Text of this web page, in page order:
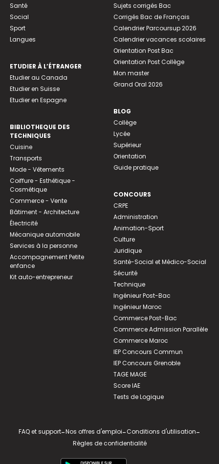
Santé
Social
Sport
Langues
ETUDIER À L’ÉTRANGER
Etudier au Canada
Etudier en Suisse
Etudier en Espagne
BIBLIOTHEQUE DES
TECHNIQUES
Cuisine
Transports
Mode - Vêtements
Coiffure - Esthétique -
Cosmétique
Commerce - Vente
Bâtiment - Architecture
Électricité
Mécanique automobile
Services à la personne
Accompagnement Petite
enfance
Kit auto-entrepreneur
Sujets corrigés Bac
Corrigés Bac de Français
Calendrier Parcoursup 2026
Calendrier vacances scolaires
Orientation Post Bac
Orientation Post Collège
Mon master
Grand Oral 2026
BLOG
Collège
Lycée
Supérieur
Orientation
Guide pratique
CONCOURS
CRPE
Administration
Animation-Sport
Culture
Juridique
Santé-Social et Médico-Social
Sécurité
Technique
Ingénieur Post-Bac
Ingénieur Maroc
Commerce Post-Bac
Commerce Admission Parallèle
Commerce Maroc
IEP Concours Commun
IEP Concours Grenoble
TAGE MAGE
Score IAE
Tests de Logique
FAQ et support-Nos offres d'emploi-Conditions d'utilisation-
Règles de confidentialité